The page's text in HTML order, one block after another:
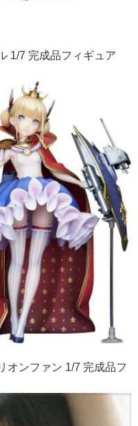
1/7 完成品フィギュア
オンファン 1/7 完成品フ